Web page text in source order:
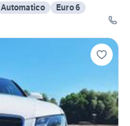
Automatico
Euro 6